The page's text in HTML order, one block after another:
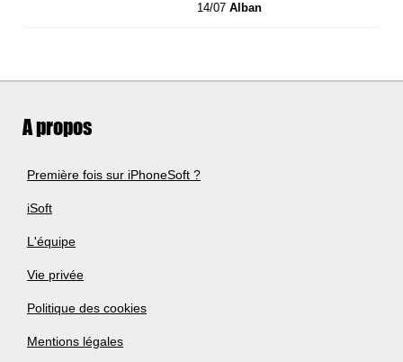
14/07Alban
A propos
Première fois sur iPhoneSoft ?
iSoft
L'équipe
Vie privée
Politique des cookies
Mentions légales